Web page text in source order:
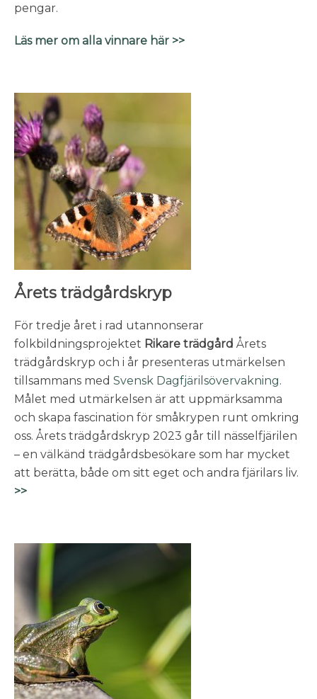
pengar.
Läs mer om alla vinnare här >>
Årets trädgårdskryp
För tredje året i rad utannonserar
folkbildningsprojektet Rikare trädgård Årets
trädgårdskryp och i år presenteras utmärkelsen
tillsammans med Svensk Dagfjärilsövervakning.
Målet med utmärkelsen är att uppmärksamma
och skapa fascination för småkrypen runt omkring
oss. Årets trädgårdskryp 2023 går till nässelfjärilen
– en välkänd trädgårdsbesökare som har mycket
att berätta, både om sitt eget och andra fjärilars liv.
>>